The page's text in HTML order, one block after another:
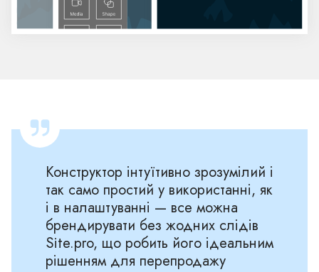
Конструктор інтуїтивно зрозумілий і
так само простий у використанні, як
і в налаштуванні — все можна
брендирувати без жодних слідів
Site.pro, що робить його ідеальним
рішенням для перепродажу